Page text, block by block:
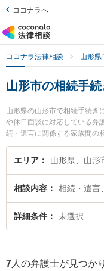
ココナラへ
ココナラ法律相談 山形県
山形市の相続手
山形県の山形市で相続手続き
や休日面談に対応している弁
続・遺言に関係する家族間の
な分野での絞り込み検索もで
弁護士やベリーベスト法律事
弁護士に相談したい』『相続
を検索したい』『初回相談無
士に相談予約したい』などで
エリア 山形県、山形
相談内容 相続・遺言
詳細条件 未選択
7 人の弁護士が見つか